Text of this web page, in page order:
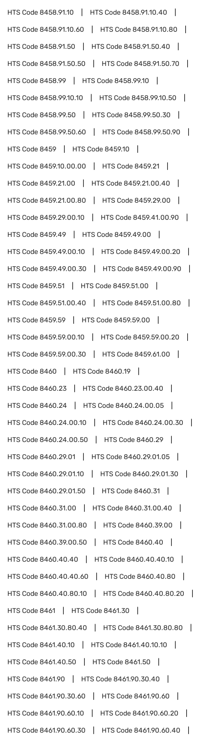
HTS Code8458.91.10 HTS Code8458.91.10.40
HTS Code8458.91.10.60 HTS Code8458.91.10.80
HTS Code8458.91.50 HTS Code8458.91.50.40
HTS Code8458.91.50.50 HTS Code8458.91.50.70
HTS Code8458.99 HTS Code8458.99.10
HTS Code8458.99.10.10 HTS Code8458.99.10.50
HTS Code8458.99.50 HTS Code8458.99.50.30
HTS Code8458.99.50.60 HTS Code8458.99.50.90
HTS Code8459 HTS Code8459.10
HTS Code8459.10.00.00 HTS Code8459.21
HTS Code8459.21.00 HTS Code8459.21.00.40
HTS Code8459.21.00.80 HTS Code8459.29.00
HTS Code8459.29.00.10 HTS Code8459.41.00.90
HTS Code8459.49 HTS Code8459.49.00
HTS Code8459.49.00.10 HTS Code8459.49.00.20
HTS Code8459.49.00.30 HTS Code8459.49.00.90
HTS Code8459.51 HTS Code8459.51.00
HTS Code8459.51.00.40 HTS Code8459.51.00.80
HTS Code8459.59 HTS Code8459.59.00
HTS Code8459.59.00.10 HTS Code8459.59.00.20
HTS Code8459.59.00.30 HTS Code8459.61.00
HTS Code8460 HTS Code8460.19
HTS Code8460.23 HTS Code8460.23.00.40
HTS Code8460.24 HTS Code8460.24.00.05
HTS Code8460.24.00.10 HTS Code8460.24.00.30
HTS Code8460.24.00.50 HTS Code8460.29
HTS Code8460.29.01 HTS Code8460.29.01.05
HTS Code8460.29.01.10 HTS Code8460.29.01.30
HTS Code8460.29.01.50 HTS Code8460.31
HTS Code8460.31.00 HTS Code8460.31.00.40
HTS Code8460.31.00.80 HTS Code8460.39.00
HTS Code8460.39.00.50 HTS Code8460.40
HTS Code8460.40.40 HTS Code8460.40.40.10
HTS Code8460.40.40.60 HTS Code8460.40.80
HTS Code8460.40.80.10 HTS Code8460.40.80.20
HTS Code8461 HTS Code8461.30
HTS Code8461.30.80.40 HTS Code8461.30.80.80
HTS Code8461.40.10 HTS Code8461.40.10.10
HTS Code8461.40.50 HTS Code8461.50
HTS Code8461.90 HTS Code8461.90.30.40
HTS Code8461.90.30.60 HTS Code8461.90.60
HTS Code8461.90.60.10 HTS Code8461.90.60.20
HTS Code8461.90.60.30 HTS Code8461.90.60.40